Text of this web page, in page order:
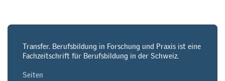
Transfer. Berufsbildung in Forschung und Praxis ist eine
Fachzeitschrift für Berufsbildung in der Schweiz.
Seiten